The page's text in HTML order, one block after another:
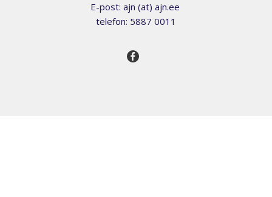
E-post: ajn (at) ajn.ee
telefon: 5887 0011